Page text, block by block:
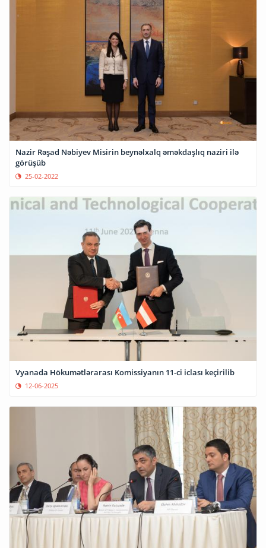
Nazir Rəşad Nəbiyev Misirin beynəlxalq əməkdaşlıq naziri ilə
görüşüb
25-02-2022
Vyanada Hökumətlərarası Komissiyanın 11-ci iclası keçirilib
12-06-2025